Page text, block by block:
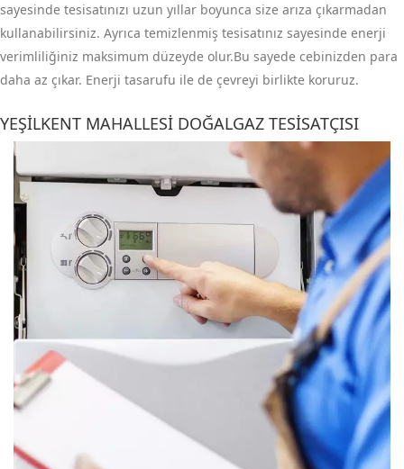
sayesinde tesisatınızı uzun yıllar boyunca size arıza çıkarmadan
kullanabilirsiniz. Ayrıca temizlenmiş tesisatınız sayesinde enerji
verimliliğiniz maksimum düzeyde olur.Bu sayede cebinizden para
daha az çıkar. Enerji tasarufu ile de çevreyi birlikte koruruz.
YEŞILKENT MAHALLESI DOĞALGAZ TESISATÇISI